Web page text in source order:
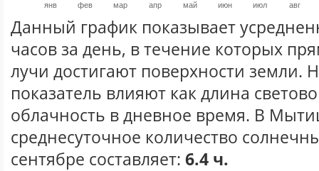
янв фев мар апр май июн июл авг
Данный график показывает
часов за день, в течение которых
лучи достигают поверхности земли.
показатель влияют как длина
облачность в дневное время. В
среднесуточное количество
сентябре составляет: 6.4 ч.